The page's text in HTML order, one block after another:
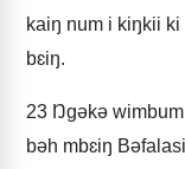
kaiŋ num i kiŋkii
bɛiŋ.
23 Ŋgəkə
bəh mbɛiŋ